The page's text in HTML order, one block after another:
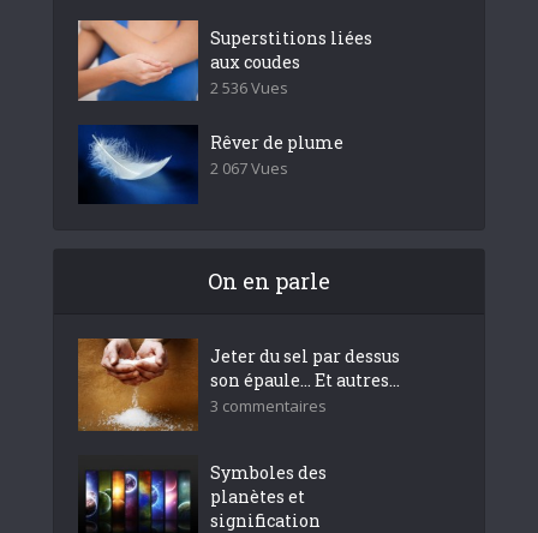
Superstitions liées
aux coudes
2 536 Vues
Rêver de plume
2 067 Vues
On en parle
Jeter du sel par dessus
son épaule… Et autres...
3 commentaires
Symboles des
planètes et
signification